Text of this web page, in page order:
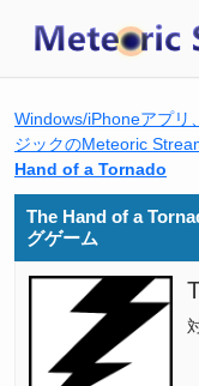
Windows/iPhoneアプリ
ジックのMeteoric
Hand of a Tornado
The Hand of a
グゲーム